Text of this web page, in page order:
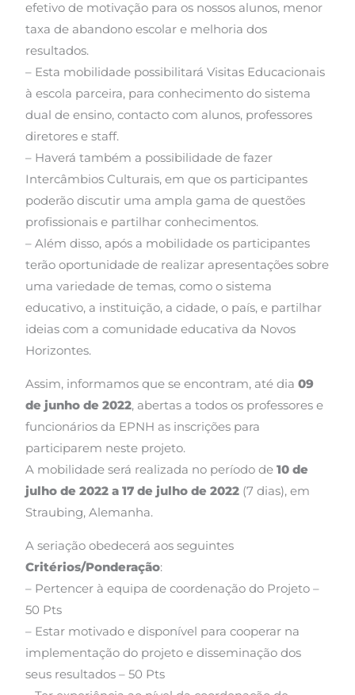
efetivo de motivação para os nossos alunos, menor
taxa de abandono escolar e melhoria dos
resultados.
– Esta mobilidade possibilitará Visitas Educacionais
à escola parceira, para conhecimento do sistema
dual de ensino, contacto com alunos, professores
diretores e staff.
– Haverá também a possibilidade de fazer
Intercâmbios Culturais, em que os participantes
poderão discutir uma ampla gama de questões
profissionais e partilhar conhecimentos.
– Além disso, após a mobilidade os participantes
terão oportunidade de realizar apresentações sobre
uma variedade de temas, como o sistema
educativo, a instituição, a cidade, o país, e partilhar
ideias com a comunidade educativa da Novos
Horizontes.
Assim, informamos que se encontram, até dia09
de junho de 2022, abertas a todos os professores e
funcionários da EPNH as inscrições para
participarem neste projeto.
A mobilidade será realizada no período de10 de
julho de 2022 a 17 de julho de 2022 (7 dias), em
Straubing, Alemanha.
A seriação obedecerá aos seguintes
Critérios/Ponderação:
– Pertencer à equipa de coordenação do Projeto –
50 Pts
– Estar motivado e disponível para cooperar na
implementação do projeto e disseminação dos
seus resultados – 50 Pts